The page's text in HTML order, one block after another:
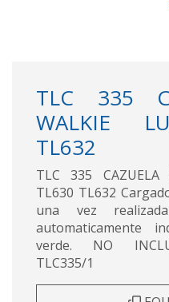
TLC 335
WALKIE
TL632
TLC 335 CAZUELA
TL630 TL632
una vez
automaticamente
verde. NO
TLC335/1